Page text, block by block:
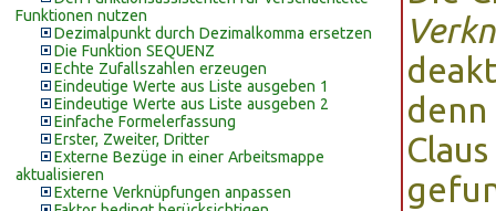
Funktionen nutzen
Dezimalpunkt durch Dezimalkomma ersetzen
Die Funktion SEQUENZ
Echte Zufallszahlen erzeugen
Eindeutige Werte aus Liste ausgeben 1
Eindeutige Werte aus Liste ausgeben 2
Einfache Formelerfassung
Erster, Zweiter, Dritter
Externe Bezüge in einer Arbeitsmappe
aktualisieren
Externe Verknüpfungen anpassen